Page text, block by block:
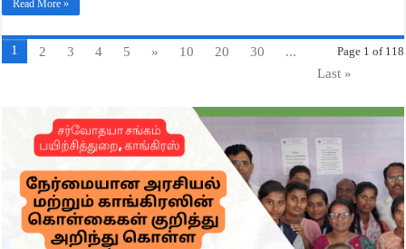
Read More »
Page 1 of 118
1 2 3 4 5 » 10 20 30
...
Last »